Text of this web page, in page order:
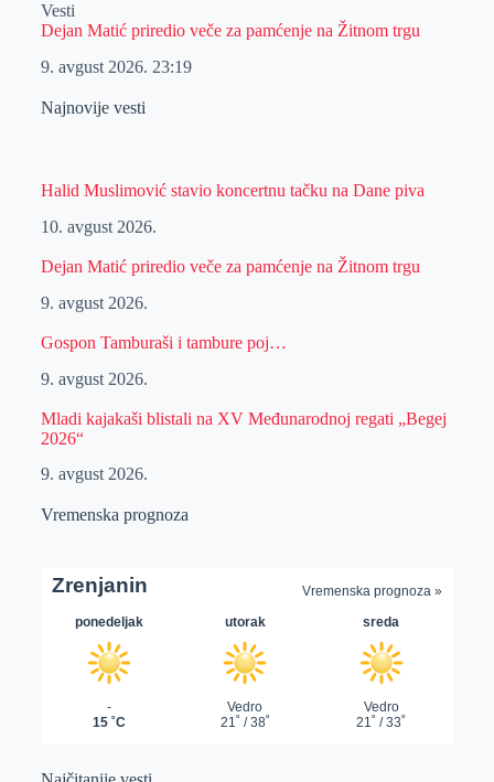
Vesti
Dejan Matić priredio veče za pamćenje na Žitnom trgu
9. avgust 2026. 23:19
Najnovije vesti
Halid Muslimović stavio koncertnu tačku na Dane piva
10. avgust 2026.
Dejan Matić priredio veče za pamćenje na Žitnom trgu
9. avgust 2026.
Gospon Tamburaši i tambure poj…
9. avgust 2026.
Mladi kajakaši blistali na XV Međunarodnoj regati „Begej
2026“
9. avgust 2026.
Vremenska prognoza